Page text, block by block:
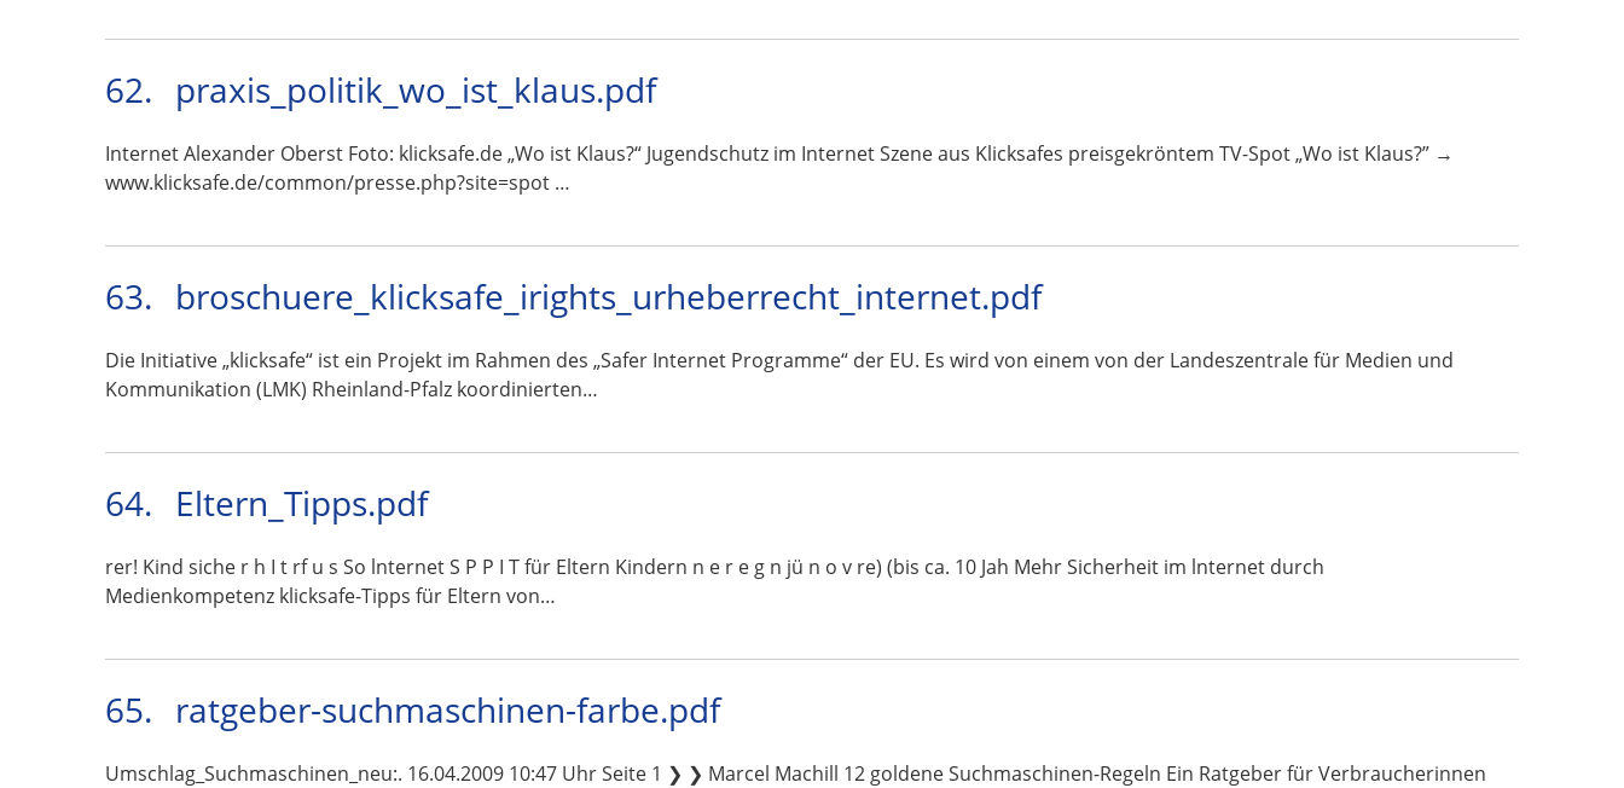
62. praxis_politik_wo_ist_klaus.pdf
Internet Alexander Oberst Foto: klicksafe.de „Wo ist Klaus?“ Jugendschutz im Internet Szene aus Klicksafes preisgekröntem TV-Spot „Wo ist Klaus?” →
www.klicksafe.de/common/presse.php?site=spot …
63. broschuere_klicksafe_irights_urheberrecht_internet.pdf
Die Initiative „klicksafe“ ist ein Projekt im Rahmen des „Safer Internet Programme“ der EU. Es wird von einem von der Landeszentrale für Medien und
Kommunikation (LMK) Rheinland-Pfalz koordinierten…
64. Eltern_Tipps.pdf
rer! Kind siche r h I t rf u s So lnternet S P P I T für Eltern Kindern n e r e g n jü n o v re) (bis ca. 10 Jah Mehr Sicherheit im lnternet durch
Medienkompetenz klicksafe-Tipps für Eltern von…
65. ratgeber-suchmaschinen-farbe.pdf
Umschlag_Suchmaschinen_neu:. 16.04.2009 10:47 Uhr Seite 1 ❯ ❯ Marcel Machill 12 goldene Suchmaschinen-Regeln Ein Ratgeber für Verbraucherinnen